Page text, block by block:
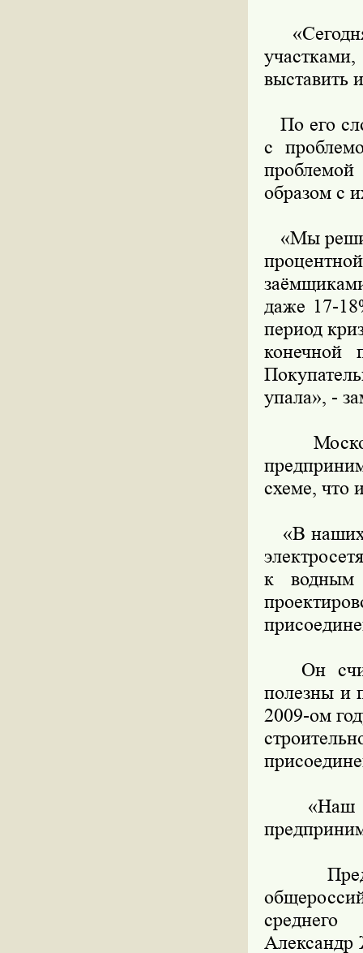
выставить
По его
с
образом с
«Мы
даже 17-
период
конечной
упала», -
схеме, что
«В наших
к водным
Он
полезны и
2009-ом
«Наш
Александр